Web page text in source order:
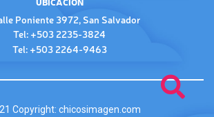
Poniente 3972, San Salvador
Tel: +503 2235-3824
Tel: +503 2264-9463
Copyright: chicosimagen.com